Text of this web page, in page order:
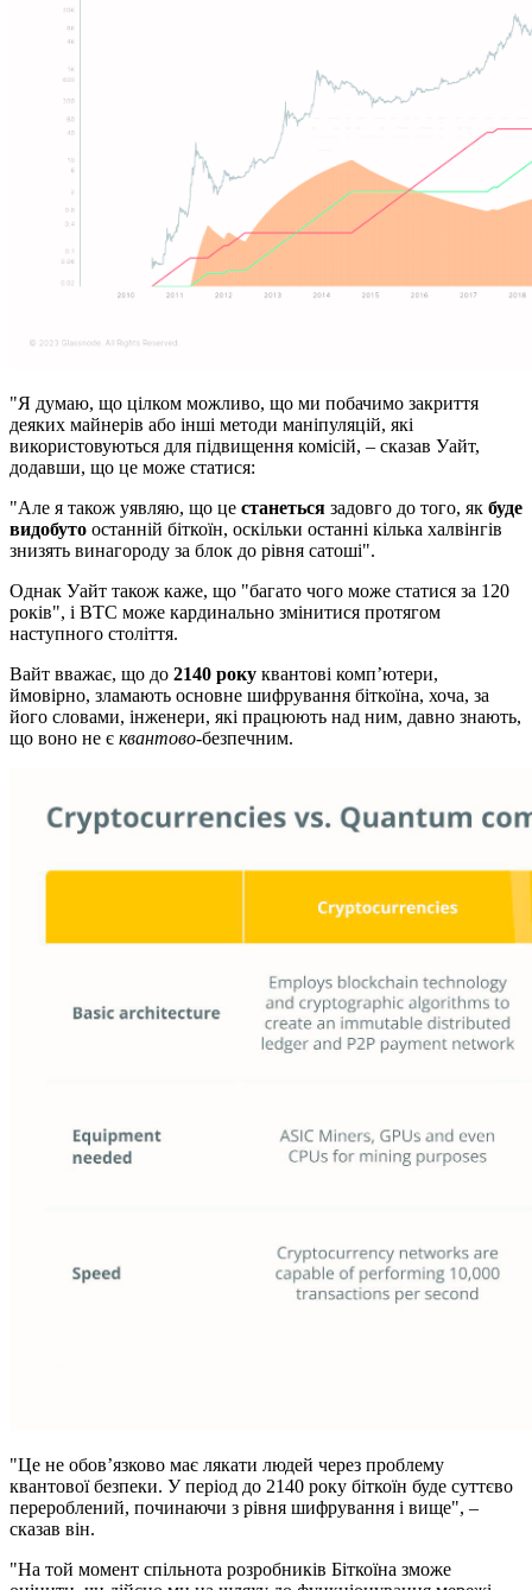
"Я думаю, що цілком можливо, що ми побачимо закриття
деяких майнерів або інші методи маніпуляцій, які
використовуються для підвищення комісій, – сказав Уайт,
додавши, що це може статися:
"Але я також уявляю, що це станеться задовго до того, як буде
видобуто останній біткоїн, оскільки останні кілька халвінгів
знизять винагороду за блок до рівня сатоші".
Однак Уайт також каже, що "багато чого може статися за 120
років", і BTC може кардинально змінитися протягом
наступного століття.
Вайт вважає, що до 2140 року квантові комп’ютери,
ймовірно, зламають основне шифрування біткоїна, хоча, за
його словами, інженери, які працюють над ним, давно знають,
що воно не є квантово-безпечним.
"Це не обов’язково має лякати людей через проблему
квантової безпеки. У період до 2140 року біткоїн буде суттєво
перероблений, починаючи з рівня шифрування і вище", –
сказав він.
"На той момент спільнота розробників Біткоїна зможе